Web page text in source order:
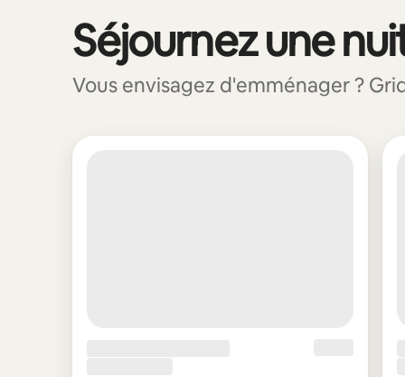
Séjournez une
Vous envisagez d'emménager ?
0 sur 0 élément visible